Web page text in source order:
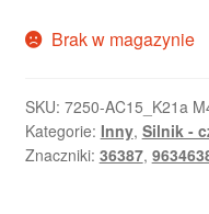
Brak w magazynie
SKU: 7250-AC15_K21a
Kategorie: Inny, Silnik -
Znaczniki: 36387,